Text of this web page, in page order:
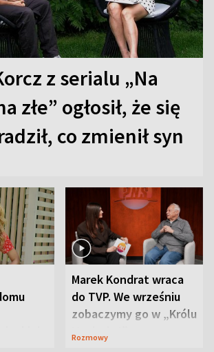
z serialu „Na
złe” ogłosił, że się
co zmienił syn
Marek Kondrat wraca
do TVP. We wrześniu
zobaczymy go w „Królu
Maciusiu I”
Rozmowy